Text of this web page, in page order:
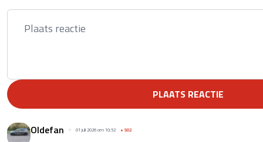
PLAATS REACTIE
Oldefan 01 juli 2026 om 10:52 +502